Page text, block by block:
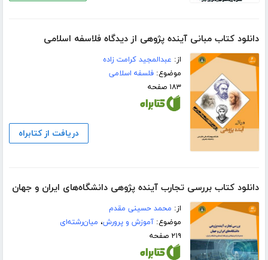
دانلود کتاب مبانی آینده پژوهی از دیدگاه فلاسفه اسلامی
از: عبدالمجید کرامت زاده
موضوع:فلسفه اسلامی
۱۸۳ صفحه
دریافت از کتابراه
دانلود کتاب بررسی تجارب آینده پژوهی دانشگاه‌های ایران و جهان
از: محمد حسینی مقدم
موضوع:آموزش و پرورش، میان‌رشته‌ای
۲۱۹ صفحه